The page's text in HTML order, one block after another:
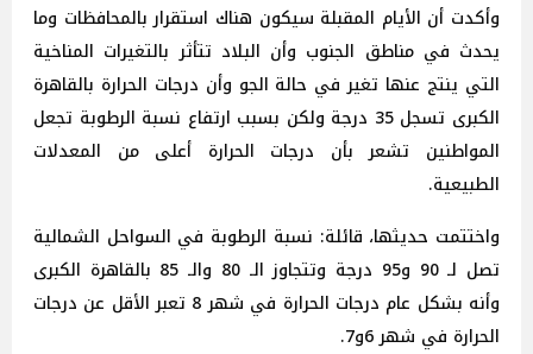
وأكدت أن الأيام المقبلة سيكون هناك استقرار بالمحافظات وما
يحدث في مناطق الجنوب وأن البلاد تتأثر بالتغيرات المناخية
التي ينتج عنها تغير في حالة الجو وأن درجات الحرارة بالقاهرة
الكبرى تسجل 35 درجة ولكن بسبب ارتفاع نسبة الرطوبة تجعل
المواطنين تشعر بأن درجات الحرارة أعلى من المعدلات
الطبيعية.
واختتمت حديثها، قائلة: نسبة الرطوبة في السواحل الشمالية
تصل لـ 90 و95 درجة وتتجاوز الـ 80 والـ 85 بالقاهرة الكبرى
وأنه بشكل عام درجات الحرارة في شهر 8 تعبر الأقل عن درجات
الحرارة في شهر 6و7.